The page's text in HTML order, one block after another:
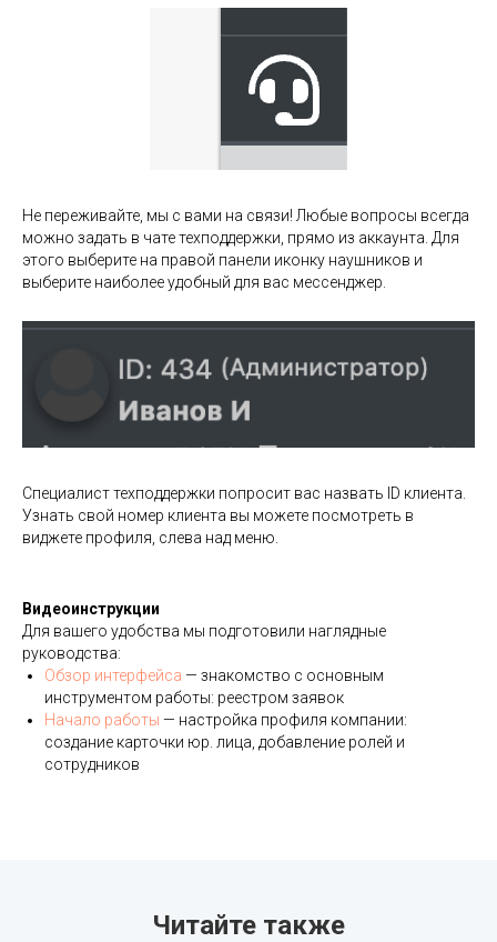
Не переживайте, мы с вами на связи! Любые вопросы всегда
можно задать в чате техподдержки, прямо из аккаунта. Для
этого выберите на правой панели иконку наушников и
выберите наиболее удобный для вас мессенджер.
Специалист техподдержки попросит вас назвать ID клиента.
Узнать свой номер клиента вы можете посмотреть в
виджете профиля, слева над меню.
Видеоинструкции
Для вашего удобства мы подготовили наглядные
руководства:
Обзор интерфейса — знакомство с основным
инструментом работы: реестром заявок
Начало работы — настройка профиля компании:
создание карточки юр. лица, добавление ролей и
сотрудников
Читайте также